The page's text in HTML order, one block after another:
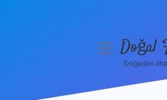
menüyüDoğal
Doğadan